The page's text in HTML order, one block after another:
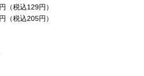
129円）
込205円）